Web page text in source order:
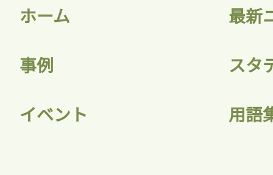
ホーム 最新
事例 スタ
イベント 用語